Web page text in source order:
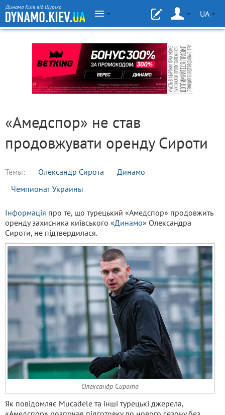
Динамо Київ від Шуріка
UA
«Амедспор» не став
продовжувати оренду Сироти
Темы: Олександр Сирота
Динамо
Чемпионат Украины
Інформація про те, що турецький «Амедспор» продовжить
оренду захисника київського «Динамо» Олександра
Сироти, не підтвердилася.
Олександр Сирота
Як повідомляє Mucadele та інші турецькі джерела,